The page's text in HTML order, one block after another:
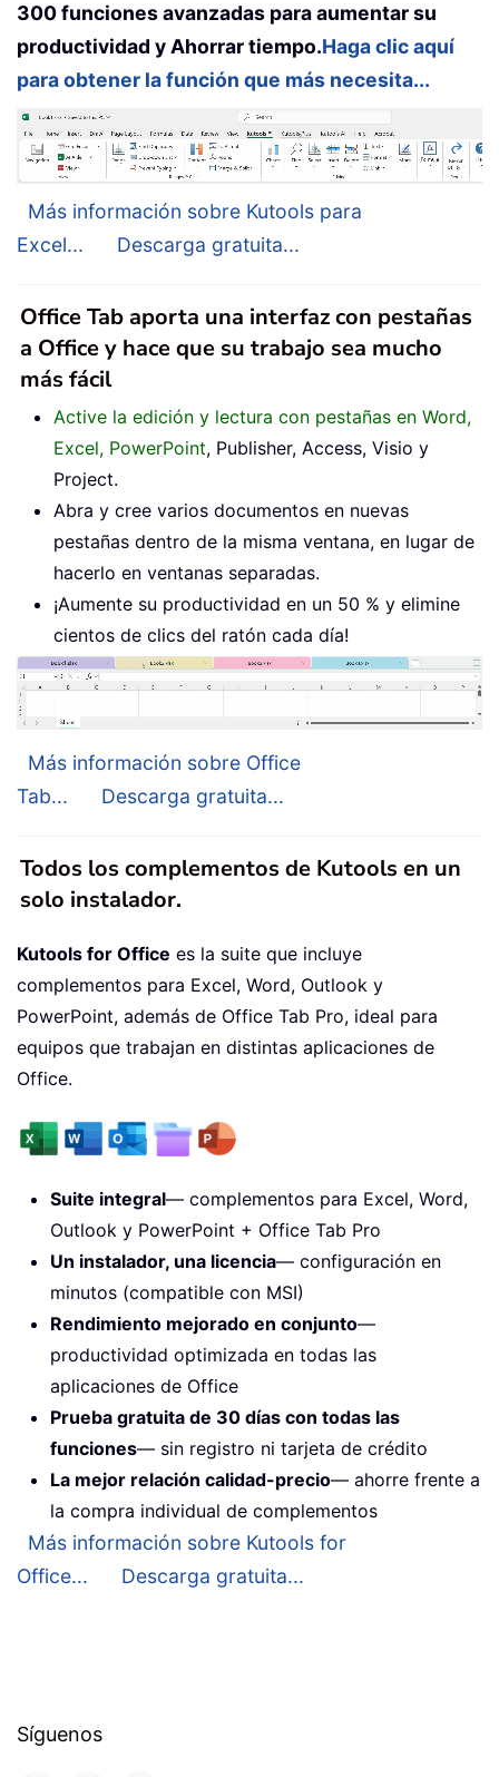
300 funciones avanzadas para aumentar su
productividad y Ahorrar tiempo.Haga clic aquí
para obtener la función que más necesita...
Más información sobre Kutools para
Excel...
Descarga gratuita...
Office Tab aporta una interfaz con pestañas
a Office y hace que su trabajo sea mucho
más fácil
Active la edición y lectura con pestañas en Word,
Excel, PowerPoint, Publisher, Access, Visio y
Project.
Abra y cree varios documentos en nuevas
pestañas dentro de la misma ventana, en lugar de
hacerlo en ventanas separadas.
¡Aumente su productividad en un 50 % y elimine
cientos de clics del ratón cada día!
Más información sobre Office
Tab...
Descarga gratuita...
Todos los complementos de Kutools en un
solo instalador.
Kutools for Office es la suite que incluye
complementos para Excel, Word, Outlook y
PowerPoint, además de Office Tab Pro, ideal para
equipos que trabajan en distintas aplicaciones de
Office.
Suite integral— complementos para Excel, Word,
Outlook y PowerPoint + Office Tab Pro
Un instalador, una licencia— configuración en
minutos (compatible con MSI)
Rendimiento mejorado en conjunto—
productividad optimizada en todas las
aplicaciones de Office
Prueba gratuita de 30 días con todas las
funciones— sin registro ni tarjeta de crédito
La mejor relación calidad-precio— ahorre frente a
la compra individual de complementos
Más información sobre Kutools for
Office...
Descarga gratuita...
Síguenos